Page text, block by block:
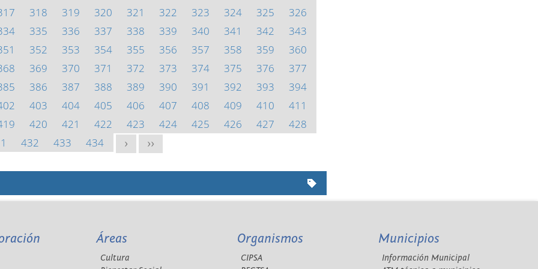
318 319 320 321 322 323 324 325
326
335 336 337 338 339 340 341 342
343
352 353 354 355 356 357 358 359
360
369 370 371 372 373 374 375 376
377
386 387 388 389 390 391 392 393
394
403 404 405 406 407 408 409 410
411
420 421 422 423 424 425 426 427
428
432 433 434 > >>
Áreas
Cultura
Organismos
CIPSA
Municipios
Información Municipal